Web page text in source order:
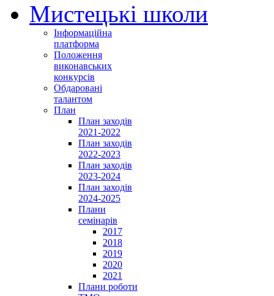
Мистецькі школи
Інформаційна
платформа
Положення
виконавських
конкурсів
Обдаровані
талантом
План
План заходів
2021-2022
План заходів
2022-2023
План заходів
2023-2024
План заходів
2024-2025
Плани
семінарів
2017
2018
2019
2020
2021
Плани роботи